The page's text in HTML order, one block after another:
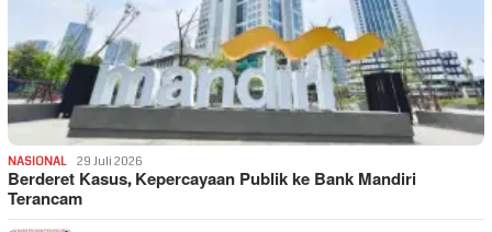
NASIONAL 29 Juli 2026
Berderet Kasus, Kepercayaan Publik ke Bank Mandiri
Terancam